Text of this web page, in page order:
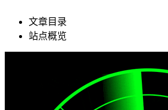
文章目录
站点概览